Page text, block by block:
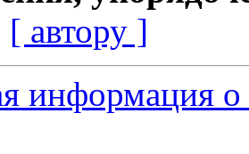
[ автору ]
информация о